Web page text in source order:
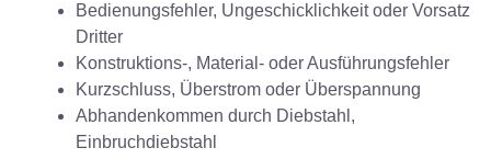
Bedienungsfehler, Ungeschicklichkeit oder Vorsatz
Dritter
Konstruktions-, Material- oder Ausführungsfehler
Kurzschluss, Überstrom oder Überspannung
Abhandenkommen durch Diebstahl,
Einbruchdiebstahl